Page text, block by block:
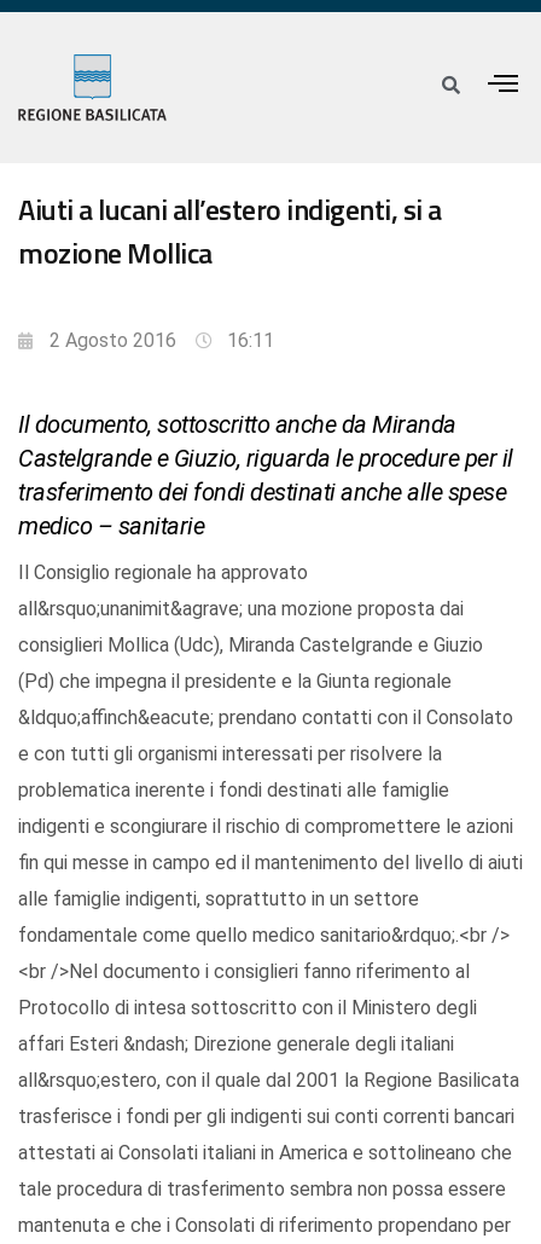
Aiuti a lucani all’estero indigenti, si a
mozione Mollica
2 Agosto 2016 16:11
Il documento, sottoscritto anche da Miranda
Castelgrande e Giuzio, riguarda le procedure per il
trasferimento dei fondi destinati anche alle spese
medico – sanitarie
Il Consiglio regionale ha approvato
all&rsquo;unanimit&agrave; una mozione proposta dai
consiglieri Mollica (Udc), Miranda Castelgrande e Giuzio
(Pd) che impegna il presidente e la Giunta regionale
&ldquo;affinch&eacute; prendano contatti con il Consolato
e con tutti gli organismi interessati per risolvere la
problematica inerente i fondi destinati alle famiglie
indigenti e scongiurare il rischio di compromettere le azioni
fin qui messe in campo ed il mantenimento del livello di aiuti
alle famiglie indigenti, soprattutto in un settore
fondamentale come quello medico sanitario&rdquo;.<br />
<br />Nel documento i consiglieri fanno riferimento al
Protocollo di intesa sottoscritto con il Ministero degli
affari Esteri &ndash; Direzione generale degli italiani
all&rsquo;estero, con il quale dal 2001 la Regione Basilicata
trasferisce i fondi per gli indigenti sui conti correnti bancari
attestati ai Consolati italiani in America e sottolineano che
tale procedura di trasferimento sembra non possa essere
mantenuta e che i Consolati di riferimento propendano per